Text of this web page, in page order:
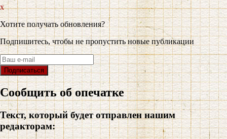
x
Хотите получать обновления?
Подпишитесь, чтобы не пропустить новые публикации
Сообщить об опечатке
Текст, который будет отправлен нашим
редакторам: